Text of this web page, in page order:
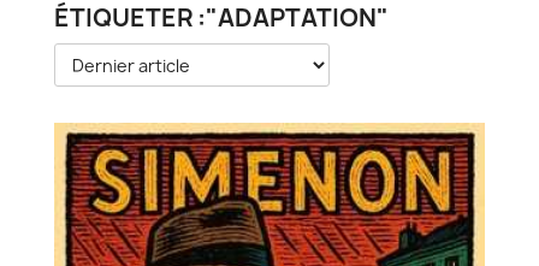
ÉTIQUETER :"ADAPTATION"